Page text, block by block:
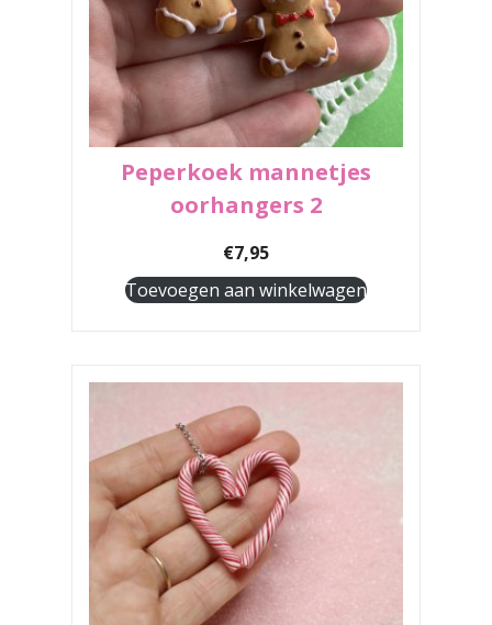
Peperkoek mannetjes
oorhangers 2
€7,95
Toevoegen aan winkelwagen